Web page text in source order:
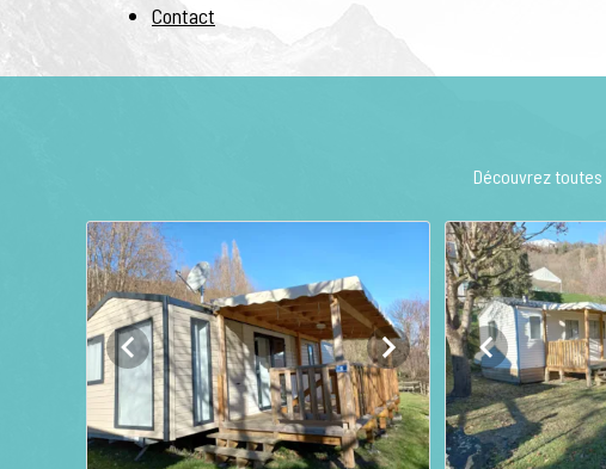
Contact
Découvrez